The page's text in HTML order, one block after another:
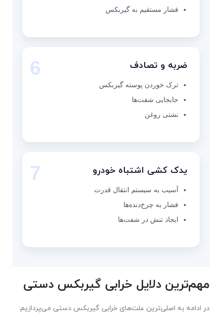
فشار مستقیم به گیربکس
6 ضربه و تصادف
ترک خوردن پوسته گیربکس
جابجایی شفت‌ها
نشتی روغن
7 یدک کشی اشتباه خودرو
آسیب به سیستم انتقال قدرت
فشار به چرخ‌دنده‌ها
ایجاد تنش در شفت‌ها
مهم‌ترین دلایل خرابی گیربکس دستی
در ادامه به اصلی‌ترین علت‌های خرابی گیربکس دستی می‌پردازیم: